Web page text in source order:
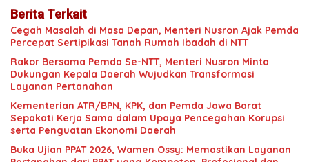
Berita Terkait
Cegah Masalah di Masa Depan, Menteri Nusron Ajak Pemda
Percepat Sertipikasi Tanah Rumah Ibadah di NTT
Rakor Bersama Pemda Se-NTT, Menteri Nusron Minta
Dukungan Kepala Daerah Wujudkan Transformasi
Layanan Pertanahan
Kementerian ATR/BPN, KPK, dan Pemda Jawa Barat
Sepakati Kerja Sama dalam Upaya Pencegahan Korupsi
serta Penguatan Ekonomi Daerah
Buka Ujian PPAT 2026, Wamen Ossy: Memastikan Layanan